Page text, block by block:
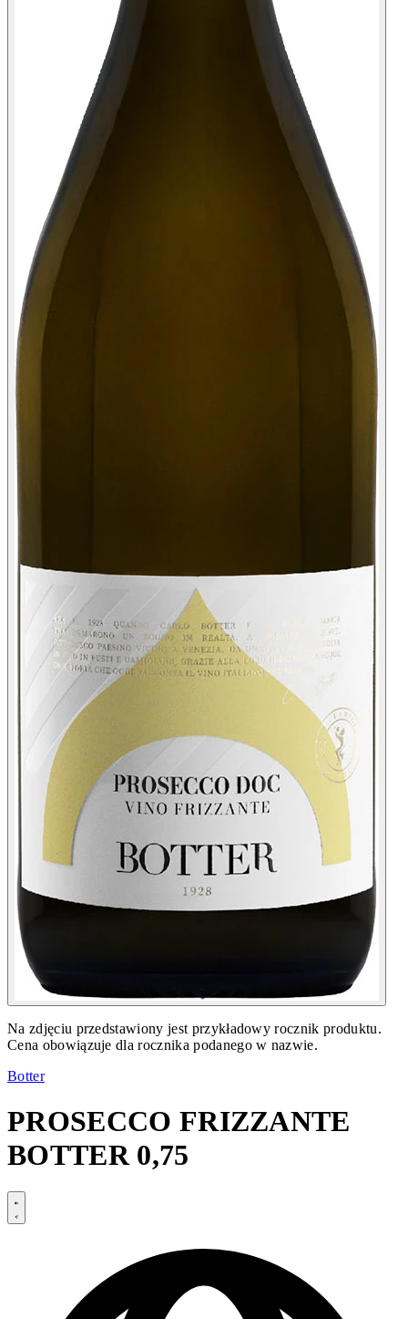
Na zdjęciu przedstawiony jest przykładowy rocznik produktu.
Cena obowiązuje dla rocznika podanego w nazwie.
Botter
PROSECCO FRIZZANTE
BOTTER 0,75